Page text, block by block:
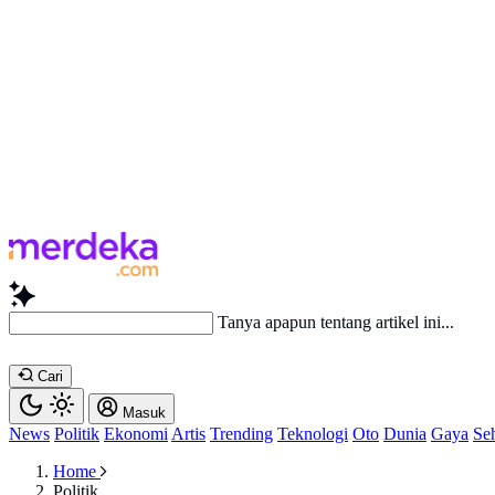
Baca lebih
Cari
Masuk
News Politik Ekonomi Artis Trending Teknologi Oto Dunia Gaya
Home
Politik